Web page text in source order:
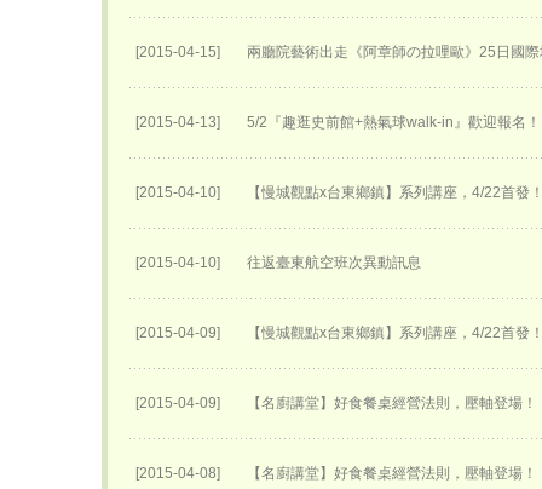
[2015-04-15] 兩廳院藝術出走《阿章師の拉哩歐》25日國
[2015-04-13] 5/2『趣逛史前館+熱氣球walk-in』歡迎報名！
[2015-04-10] 【慢城觀點x台東鄉鎮】系列講座，4/22首發
[2015-04-10] 往返臺東航空班次異動訊息
[2015-04-09] 【慢城觀點x台東鄉鎮】系列講座，4/22首發
[2015-04-09] 【名廚講堂】好食餐桌經營法則，壓軸登場！
[2015-04-08] 【名廚講堂】好食餐桌經營法則，壓軸登場！